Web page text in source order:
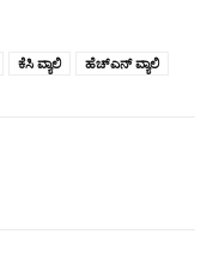
ಕೆಸಿ ವ್ಯಾಲಿ ಹೆಚ್ಎನ್ ವ್ಯಾಲಿ